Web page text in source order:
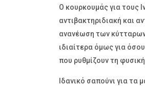
Ο κουρκουμάς για τους
αντιβακτηριδιακή και
ανανέωση των
ιδιαίτερα όμως για
που ρυθμίζουν τη
Ιδανικό σαπούνι για